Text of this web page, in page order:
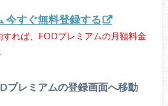
今すぐ無料登録する
れば、FODプレミアムの月額料金
プレミアムの登録画面へ移動